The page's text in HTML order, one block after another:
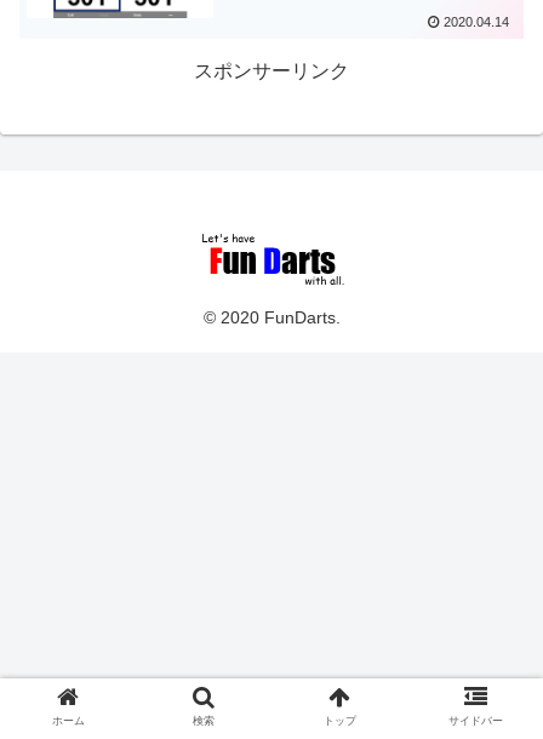
2020.04.14
スポンサーリンク
© 2020 FunDarts.
ホーム 検索 トップ サイドバー